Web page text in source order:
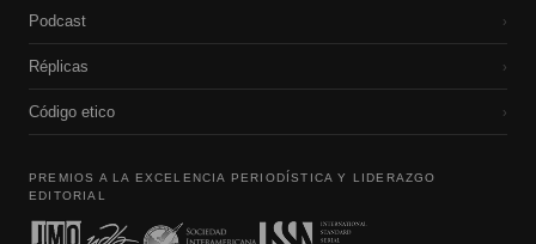
Podcast ›
Réplicas ›
Código etico ›
PREMIOS A LA EXCELENCIA PERIODÍSTICA Y LIDERAZGO
EDITORIAL